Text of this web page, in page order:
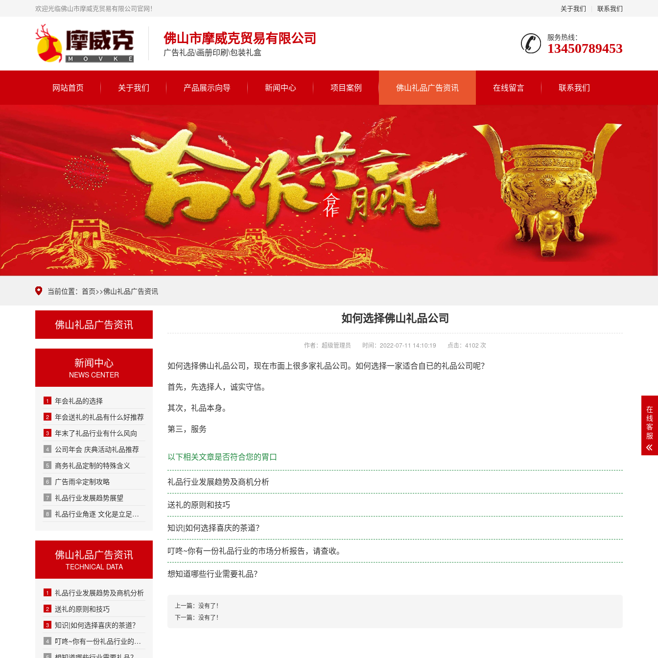
关于我们 联系我们
欢迎光临佛山市摩威克贸易有限公司官网！
佛山市摩威克贸易有限公司
广告礼品\画册印刷\包装礼盒
服务热线：
13450789453
网站首页 关于我们 产品展示向导 新闻中心 项目案例 佛山礼品广告资讯 在线留言 联系我们
当前位置： 首页>>佛山礼品广告资讯
佛山礼品广告资讯
新闻中心
NEWS CENTER
1 年会礼品的选择
2 年会送礼的礼品有什么好推荐
3 年末了礼品行业有什么风向
4 公司年会 庆典活动礼品推荐
5 商务礼品定制的特殊含义
6 广告雨伞定制攻略
7 礼品行业发展趋势展望
8 礼品行业角逐 文化是立足根基
佛山礼品广告资讯
TECHNICAL DATA
1 礼品行业发展趋势及商机分析
2 送礼的原则和技巧
3 知识|如何选择喜庆的茶道？
4 叮咚~你有一份礼品行业的市场分析报告，请查收。
如何选择佛山礼品公司
作者：超级管理员 时间：2022-07-11 14:10:19 点击：4102 次
如何选择佛山礼品公司，现在市面上很多家礼品公司。如何选择一家适合自已的礼品公司呢？
首先，先选择人，诚实守信。
其次，礼品本身。
第三，服务
以下相关文章是否符合您的胃口
礼品行业发展趋势及商机分析
送礼的原则和技巧
知识|如何选择喜庆的茶道？
叮咚~你有一份礼品行业的市场分析报告，请查收。
想知道哪些行业需要礼品？
上一篇：没有了！
下一篇：没有了！
在
线
客
服